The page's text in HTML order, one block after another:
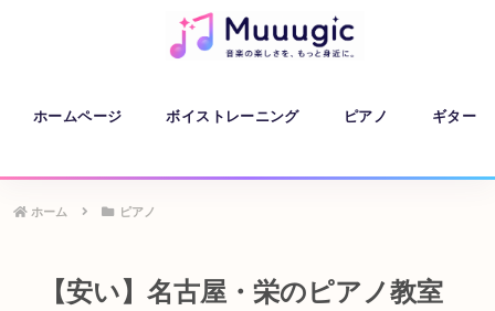
ホームページ ボイストレーニング ピアノ ギター
ホーム ピアノ
【安い】名古屋・栄のピアノ教室